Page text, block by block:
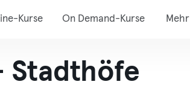
Kurse On Demand-Kurse Mehr
Stadthöfe